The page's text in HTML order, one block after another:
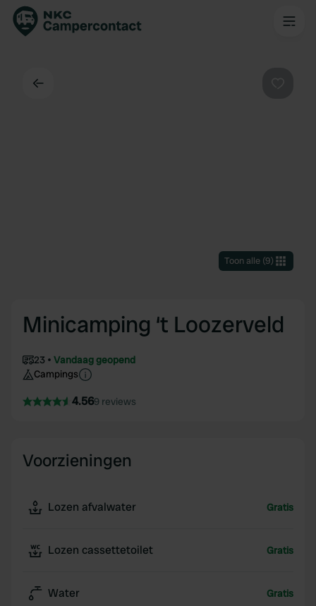
Toon alle(9)
Minicamping ‘t Loozerveld
23
Vandaag geopend
Campings
4.569 reviews
Voorzieningen
Lozen afvalwater Gratis
Lozen cassettetoilet Gratis
Water Gratis